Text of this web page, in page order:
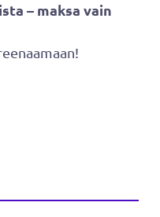
– maksa vain